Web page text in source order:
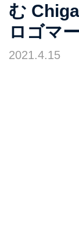
む
ロゴマ
2021.4.15